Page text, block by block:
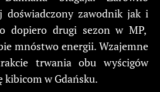
doświadczony zawodnik jak i
dopiero drugi sezon w MP,
mnóstwo energii. Wzajemne
trwania obu wyścigów
kibicom w Gdańsku.